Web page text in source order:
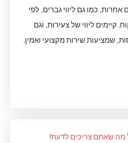
כמו גם ליווי גברים, לפי
ליווי של צעירות, וגם
שמציעות שירות מקצועי ואמין.